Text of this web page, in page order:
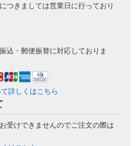
つきましては営業日に行っており
込・郵便振替に対応しておりま
詳しくはこちら
受けできませんのでご注文の際は